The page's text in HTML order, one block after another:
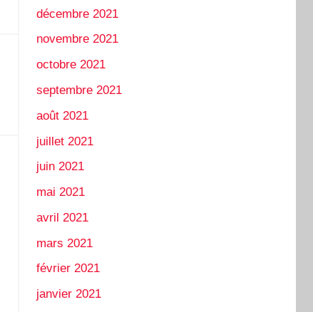
décembre 2021
novembre 2021
octobre 2021
septembre 2021
août 2021
juillet 2021
juin 2021
mai 2021
avril 2021
mars 2021
février 2021
janvier 2021